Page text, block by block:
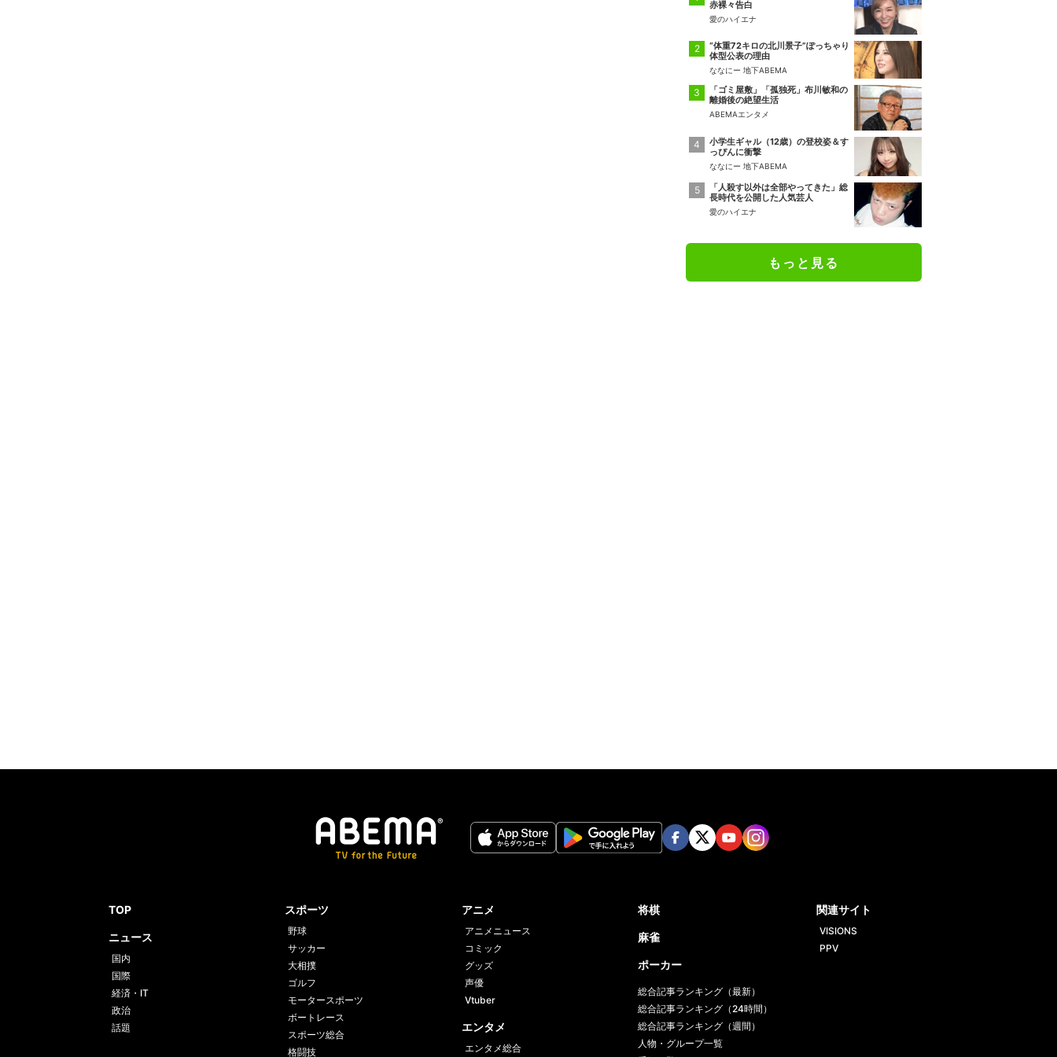
赤裸々告白
愛のハイエナ
“体重72キロの北川景子”ぽっちゃり
体型公表の理由
ななにー 地下ABEMA
「ゴミ屋敷」「孤独死」布川敏和の
離婚後の絶望生活
ABEMAエンタメ
小学生ギャル（12歳）の登校姿＆す
っぴんに衝撃
ななにー 地下ABEMA
「人殺す以外は全部やってきた」総
長時代を公開した人気芸人
愛のハイエナ
もっと見る
TOP
ニュース
国内
国際
経済・IT
政治
話題
スポーツ
野球
サッカー
大相撲
ゴルフ
モータースポーツ
ボートレース
スポーツ総合
格闘技
アニメ
アニメニュース
コミック
グッズ
声優
Vtuber
エンタメ
エンタメ総合
将棋
麻雀
ポーカー
総合記事ランキング（最新）
総合記事ランキング（24時間）
総合記事ランキング（週間）
人物・グループ一覧
関連サイト
VISIONS
PPV